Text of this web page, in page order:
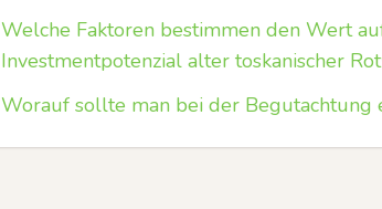
Welche Faktoren bestimmen den Wert
Investmentpotenzial alter toskanischer
Worauf sollte man bei der Begutachtung